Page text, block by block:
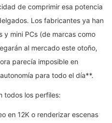
de comprimir esa potencia
Los fabricantes ya han
y mini PCs (de marcas como
al mercado este otoño,
parecía imposible en
para todo el día**.
todos los perfiles:
en 12K o renderizar escenas